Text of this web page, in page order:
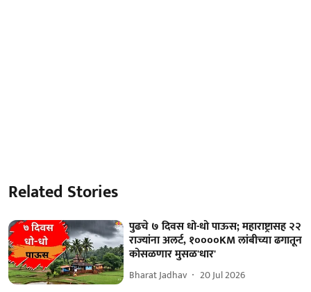
Related Stories
पुढचे ७ दिवस धो-धो पाऊस; महाराष्ट्रासह २२
राज्यांना अलर्ट, १००००KM लांबीच्या ढगातून
कोसळणार मुसळ'धार'
Bharat Jadhav 20 Jul 2026